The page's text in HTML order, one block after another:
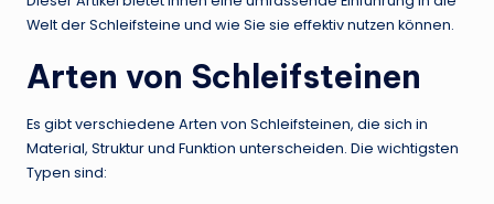
Welt der Schleifsteine und wie Sie sie effektiv nutzen können.
Arten von Schleifsteinen
Es gibt verschiedene Arten von Schleifsteinen, die sich in
Material, Struktur und Funktion unterscheiden. Die wichtigsten
Typen sind: